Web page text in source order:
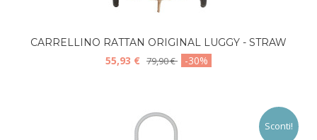
CARRELLINO RATTAN ORIGINAL LUGGY - STRAW
55,93 € 79,90 € -30%
Sconti!